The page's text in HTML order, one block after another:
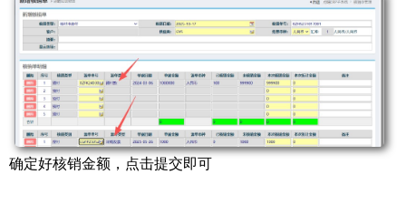
确定好核销金额，点击提交即可